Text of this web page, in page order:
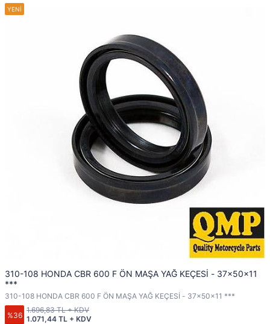
310-108 HONDA CBR 600 F ÖN MAŞA YAĞ KEÇESİ - 37x50x11
***
310-108 HONDA CBR 600 F ÖN MAŞA YAĞ KEÇESİ - 37x50x11 ***
%36 1.071,44 TL + KDV
1.696,83 TL + KDV